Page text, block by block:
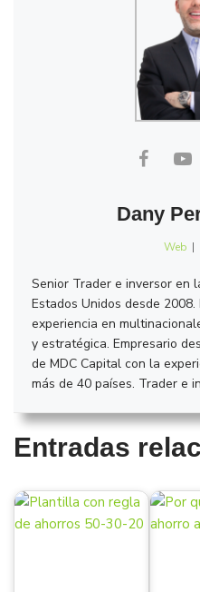
Dany
Web |
Senior Trader e inversor en
Estados Unidos desde
experiencia en
y estratégica. Empresario
de MDC Capital con la
más de 40 países. Trader e
Entradas